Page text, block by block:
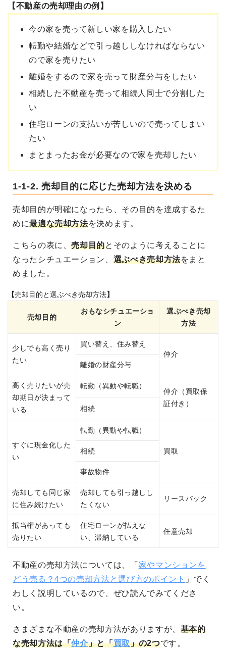
【不動産の売却理由の例】
今の家を売って新しい家を購入したい
転勤や結婚などで引っ越ししなければならない
ので家を売りたい
離婚をするので家を売って財産分与をしたい
相続した不動産を売って相続人同士で分割した
い
住宅ローンの支払いが苦しいので売ってしまい
たい
まとまったお金が必要なので家を売却したい
1-1-2. 売却目的に応じた売却方法を決める
売却目的が明確になったら、その目的を達成するた
めに最適な売却方法を決めます。
こちらの表に、売却目的とそのように考えることに
なったシチュエーション、 選ぶべき売却方法をまと
めました。
【売却目的と選ぶべき売却方法】
売却 目的
おもなシチュエーショ
ン
選ぶべき売却
方法
少しでも高く売り
たい
買い替え、住み替え
仲介
離婚の財産分与
高く売りたいが売
却期日が決まって
いる
転勤（異動や転職）
仲介（買取保
証付き）
相続
すぐに現金化した
い
転勤（異動や転職）
買取
相続
事故物件
売却しても同じ家
に住み続けたい
売却しても引っ越しし
たくない
リースバック
抵当権があっても
売りたい
住宅ローンが払えな
い、滞納している
任意売却
不動産の売却方法については、「 家やマンションを
どう売る？4つの売却方法と選び方のポイント 」でく
わしく説明しているので、ぜひ読んでみてくださ
い。
さまざまな不動産の売却方法がありますが、 基本的
な売却方法は「仲介」と「買取」の2つです。